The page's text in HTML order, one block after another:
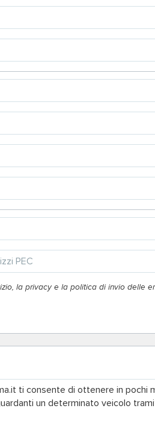
la privacy e la politica di invio delle
ti consente di ottenere in pochi
un determinato veicolo